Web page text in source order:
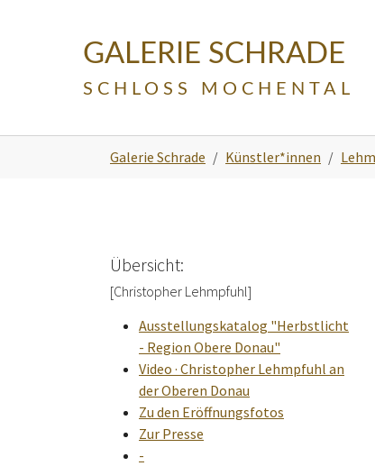
GALERIE SCHRADE
SCHLOSS MOCHENTAL
Galerie Schrade Künstler*innen
Übersicht:
[Christopher Lehmpfuhl]
Ausstellungskatalog "Herbstlicht
- Region Obere Donau"
Video · Christopher Lehmpfuhl an
der Oberen Donau
Zu den Eröffnungsfotos
Zur Presse
-